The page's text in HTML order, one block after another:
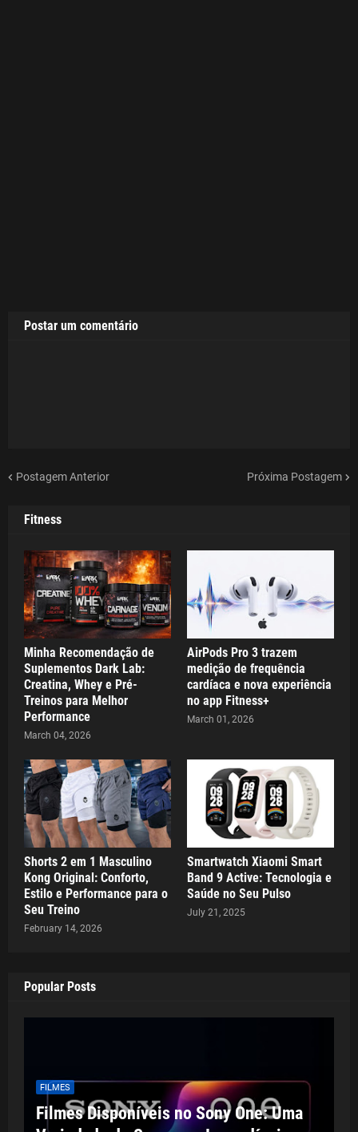
Postar um comentário
Postagem Anterior Próxima Postagem
Fitness
Minha Recomendação de
Suplementos Dark Lab:
Creatina, Whey e Pré-
Treinos para Melhor
Performance
March 04, 2026
AirPods Pro 3 trazem
medição de frequência
cardíaca e nova experiência
no app Fitness+
March 01, 2026
Shorts 2 em 1 Masculino
Kong Original: Conforto,
Estilo e Performance para o
Seu Treino
February 14, 2026
Smartwatch Xiaomi Smart
Band 9 Active: Tecnologia e
Saúde no Seu Pulso
July 21, 2025
Popular Posts
FILMES
Filmes Disponíveis no Sony One: Uma